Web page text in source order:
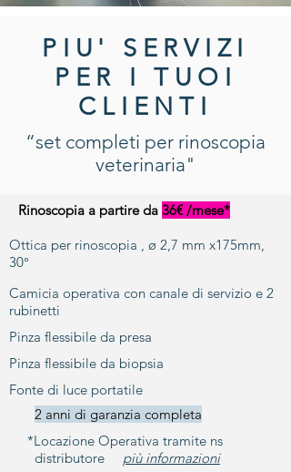
PIU' SERVIZI
PER I TUOI
CLIENTI
“set completi per rinoscopia
veterinaria"
Ottica per rinoscopia , ø 2,7 mm x175mm,
30°
Camicia operativa con canale di servizio e 2
rubinetti
Pinza flessibile da presa
Pinza flessibile da biopsia
Fonte di luce portatile
2 anni di garanzia completa
*Locazione Operativa tramite ns
distributore più informazioni
Rinoscopia a partire da 36€ /mese*